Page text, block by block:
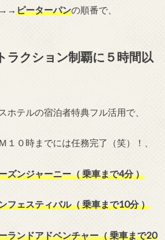
ピーターパンの順番で、
ラクション制覇に５時間以
ホテルの宿泊者特典フル活用で、
１０時までには任務完了（笑）！、
ンジャーニー（ 乗車まで4分 ）
ェスティバル（ 乗車まで10分 ）
ンドアドベンチャー（ 乗車まで20